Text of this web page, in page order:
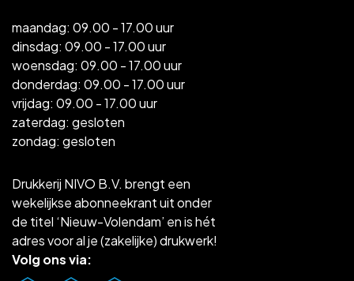
Drukkerij NIVO B.V. brengt een
wekelijkse abonneekrant uit onder
de titel ‘Nieuw-Volendam’ en is hét
adres voor al je (zakelijke) drukwerk!
Volg ons via:
maandag: 09.00 - 17.00 uur
dinsdag: 09.00 - 17.00 uur
woensdag: 09.00 - 17.00 uur
donderdag: 09.00 - 17.00 uur
vrijdag: 09.00 - 17.00 uur
zaterdag: gesloten
zondag: gesloten